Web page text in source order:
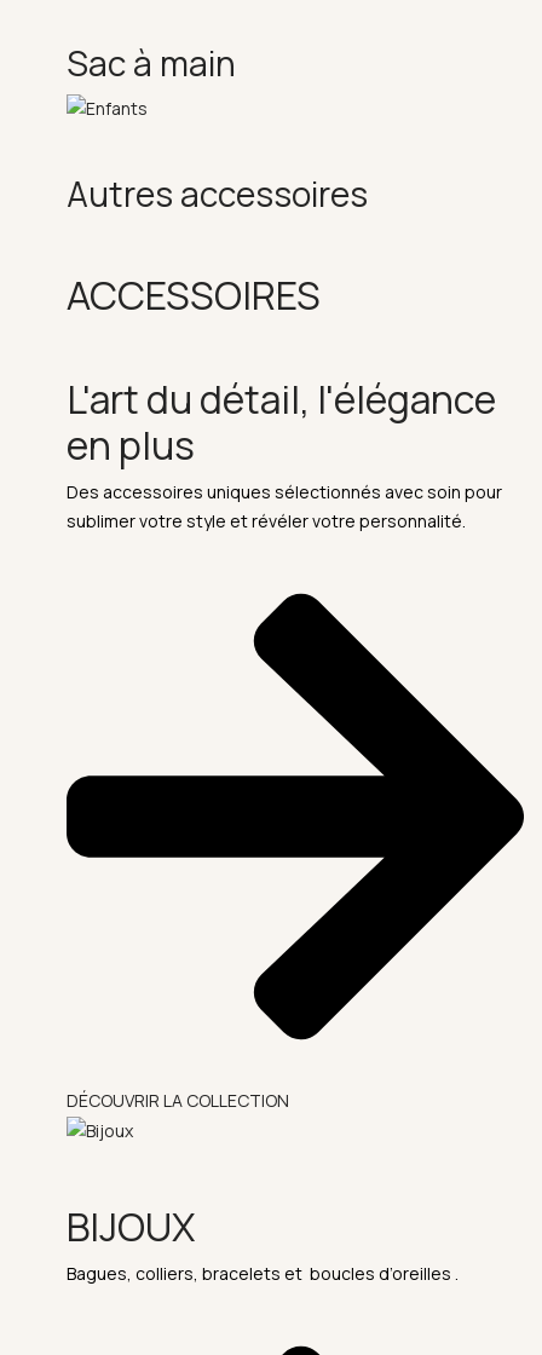
Sac à main
Autres accessoires
ACCESSOIRES
L'art du détail, l'élégance
en plus
Des accessoires uniques sélectionnés avec soin pour
sublimer votre style et révéler votre personnalité.
DÉCOUVRIR LA COLLECTION
BIJOUX
Bagues, colliers, bracelets et boucles d’oreilles .